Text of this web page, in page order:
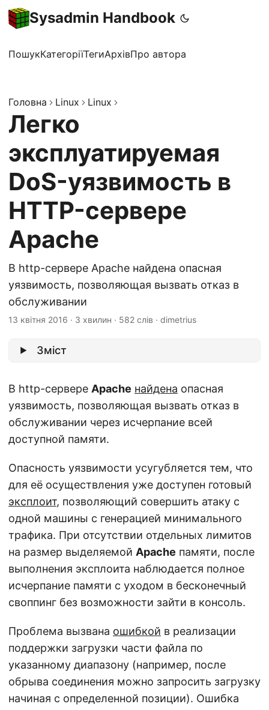
Sysadmin Handbook
ПошукКатегоріїТегиАрхівПро автора
Головна Linux Linux
Легко
эксплуатируемая
DoS-уязвимость в
HTTP-сервере
Apache
В http-сервере Apache найдена опасная
уязвимость, позволяющая вызвать отказ в
обслуживании
13 квітня 2016 · 3 хвилин · 582 слів · dimetrius
Зміст
В http-сервере Apache найдена опасная
уязвимость, позволяющая вызвать отказ в
обслуживании через исчерпание всей
доступной памяти.
Опасность уязвимости усугубляется тем, что
для её осуществления уже доступен готовый
эксплоит, позволяющий совершить атаку с
одной машины с генерацией минимального
трафика. При отсутствии отдельных лимитов
на размер выделяемой Apache памяти, после
выполнения эксплоита наблюдается полное
исчерпание памяти с уходом в бесконечный
своппинг без возможности зайти в консоль.
Проблема вызвана ошибкой в реализации
поддержки загрузки части файла по
указанному диапазону (например, после
обрыва соединения можно запросить загрузку
начиная с определенной позиции). Ошибка